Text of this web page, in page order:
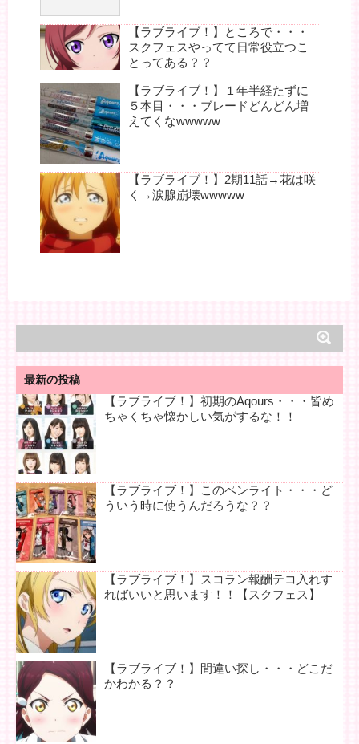
【ラブライブ！】ところで・・・
スクフェスやってて日常役立つこ
とってある？？
【ラブライブ！】１年半経たずに
５本目・・・ブレードどんどん増
えてくなwwwww
【ラブライブ！】2期11話→花は咲
く→涙腺崩壊wwwww
最新の投稿
【ラブライブ！】初期のAqours・・・皆め
ちゃくちゃ懐かしい気がするな！！
【ラブライブ！】このペンライト・・・ど
ういう時に使うんだろうな？？
【ラブライブ！】スコラン報酬テコ入れす
ればいいと思います！！【スクフェス】
【ラブライブ！】間違い探し・・・どこだ
かわかる？？